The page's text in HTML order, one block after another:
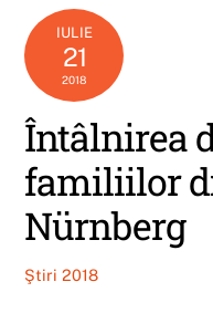
IULIE
21
2018
Întâlnirea
familiilor
Nürnberg
Ştiri 2018